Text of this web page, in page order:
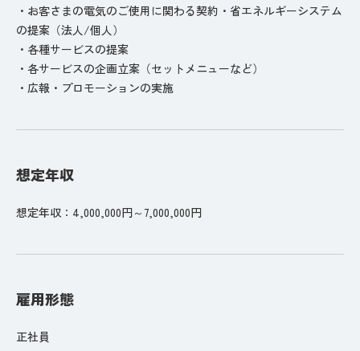
・お客さまの電気のご使用に関わる契約・省エネルギーシステム
の提案（法人/個人）
・各種サービスの提案
・各サービスの企画立案（セットメニューなど）
・広報・プロモーションの実施
想定年収
想定年収：4,000,000円～7,000,000円
雇用形態
正社員